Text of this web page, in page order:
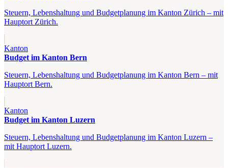
Steuern, Lebenshaltung und Budgetplanung im Kanton Zürich – mit
Hauptort Zürich.
Kanton
Budget im Kanton Bern
Steuern, Lebenshaltung und Budgetplanung im Kanton Bern – mit
Hauptort Bern.
Kanton
Budget im Kanton Luzern
Steuern, Lebenshaltung und Budgetplanung im Kanton Luzern –
mit Hauptort Luzern.